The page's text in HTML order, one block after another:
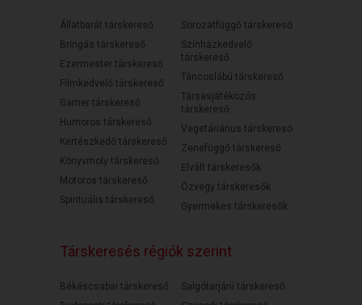
Állatbarát társkereső
Bringás társkereső
Ezermester társkereső
Filmkedvelő társkereső
Gamer társkereső
Humoros társkereső
Kertészkedő társkereső
Könyvmoly társkereső
Motoros társkereső
Spirituális társkereső
Sorozatfüggő társkereső
Színházkedvelő
társkereső
Táncoslábú társkereső
Társasjátékozós
társkereső
Vegetáriánus társkereső
Zenefüggő társkereső
Elvált társkeresők
Özvegy társkeresők
Gyermekes társkeresők
Társkeresés régiók szerint
Békéscsabai társkereső
Salgótarjáni társkereső